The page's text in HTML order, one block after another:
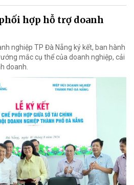
hợp hỗ trợ doanh
nghiệp TP Đà Nẵng ký kết, ban hành
mắc cụ thể của doanh nghiệp, cải
doanh.